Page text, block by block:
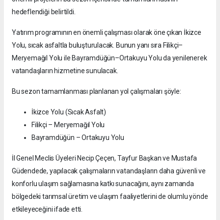
hedeflendiği belirtildi.
Yatırım programının en önemli çalışması olarak öne çıkan İkizce
Yolu, sıcak asfaltla buluşturulacak. Bunun yanı sıra Filikçi–
Meryemağıl Yolu ile Bayramdüğün–Ortakuyu Yolu da yenilenerek
vatandaşların hizmetine sunulacak.
Bu sezon tamamlanması planlanan yol çalışmaları şöyle:
İkizce Yolu (Sıcak Asfalt)
Filikçi – Meryemağıl Yolu
Bayramdüğün – Ortakuyu Yolu
İl Genel Meclis Üyeleri Necip Çeçen, Tayfur Başkan ve Mustafa
Güdendede, yapılacak çalışmaların vatandaşların daha güvenli ve
konforlu ulaşım sağlamasına katkı sunacağını, aynı zamanda
bölgedeki tarımsal üretim ve ulaşım faaliyetlerini de olumlu yönde
etkileyeceğini ifade etti.